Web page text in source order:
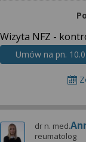
Wizyta NFZ -
Umów na pn.
dr n. med.
reumatolog
możesz też
dowiedzieć się
konfigurację
za pomocą
narzędzi
znajdziesz w